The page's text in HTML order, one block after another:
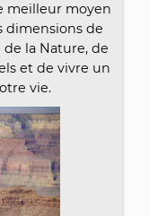
meilleur moyen
dimensions de
la Nature, de
et de vivre un
vie.